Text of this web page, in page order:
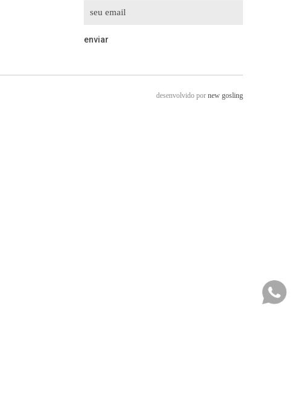
desenvolvido por new gosling